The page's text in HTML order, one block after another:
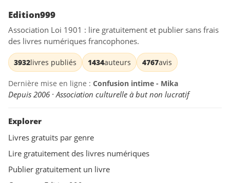
Edition999
Association Loi 1901 : lire gratuitement et publier sans frais
des livres numériques francophones.
3932livres publiés 1434auteurs 4767avis
Dernière mise en ligne : Confusion intime - Mika
Depuis 2006 · Association culturelle à but non lucratif
Explorer
Livres gratuits par genre
Lire gratuitement des livres numériques
Publier gratuitement un livre